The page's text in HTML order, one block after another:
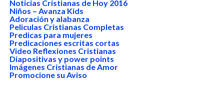
Noticias Cristianas de Hoy 2016
Niños – Avanza Kids
Adoración y alabanza
Peliculas Cristianas Completas
Predicas para mujeres
Predicaciones escritas cortas
Video Reflexiones Cristianas
Diapositivas y power points
Imágenes Cristianas de Amor
Promocione su Aviso